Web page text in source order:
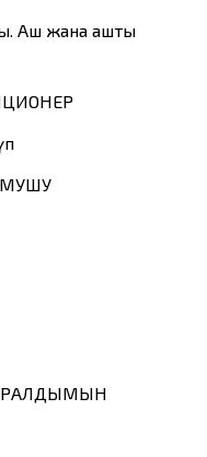
Аш жана ашты